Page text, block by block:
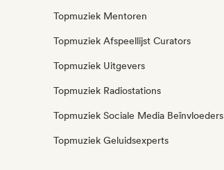
Topmuziek Mentoren
Topmuziek Afspeellijst Curators
Topmuziek Uitgevers
Topmuziek Radiostations
Topmuziek Sociale Media Beïnvloeders
Topmuziek Geluidsexperts